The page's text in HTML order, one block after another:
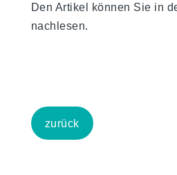
Den Artikel können Sie in
nachlesen.
zurück